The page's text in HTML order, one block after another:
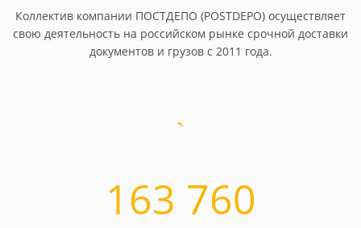
Коллектив компании ПОСТДЕПО (POSTDEPO) осуществляет
свою деятельность на российском рынке срочной доставки
документов и грузов с 2011 года.
163 760